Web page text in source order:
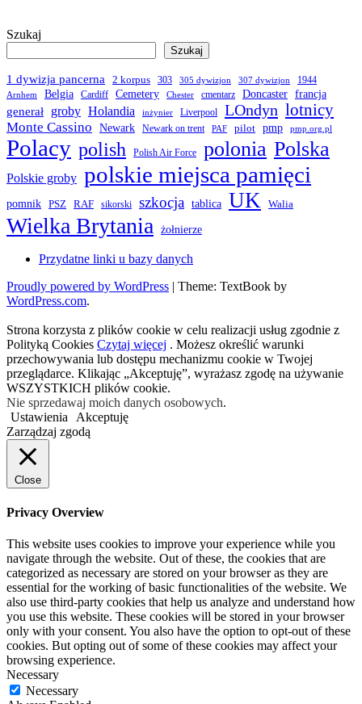
Szukaj
Szukaj
1 dywizja pancerna 2 korpus 303 305 dywizjon 307 dywizjon 1944
Arnhem Belgia Cardiff Cemetery Chester cmentarz Doncaster francja
generał
groby Holandia inżynier Liverpool LOndyn lotnicy
Monte Cassino Newark Newark on trent PAF pilot pmp pmp.org.pl
Polacy polish Polish Air Force polonia Polska
Polskie groby polskie miejsca pamięci
pomnik PSZ RAF sikorski szkocja tablica UK Walia
Wielka Brytania żołnierze
Przydatne linki u bazy danych
Proudly powered by WordPress | Theme: TextBook by
WordPress.com.
Strona korzysta z plików cookie w celu realizacji usług zgodnie z
Polityką Cookies Czytaj więcej . Możesz określić warunki
przechowywania lub dostępu mechanizmu cookie w Twojej
przeglądarce. Klikając „Akceptuję”, wyrażasz zgodę na używanie
WSZYSTKICH plików cookie.
Nie sprzedawaj moich danych osobowych.
Ustawienia
Akceptuję
Zarządzaj zgodą
Close
Privacy Overview
This website uses cookies to improve your experience while you
navigate through the website. Out of these, the cookies that are
categorized as necessary are stored on your browser as they are
essential for the working of basic functionalities of the website. We
also use third-party cookies that help us analyze and understand how
you use this website. These cookies will be stored in your browser
only with your consent. You also have the option to opt-out of these
cookies. But opting out of some of these cookies may affect your
browsing experience.
Necessary
Necessary